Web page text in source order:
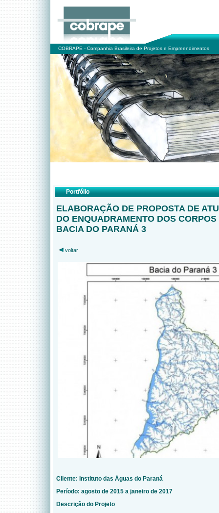
COBRAPE - Companhia Brasileira de Projetos e Empreendimentos
Portfólio
ELABORAÇÃO DE PROPOSTA DE
DO ENQUADRAMENTO DOS
BACIA DO PARANÁ 3
voltar
Cliente: Instituto das Águas do Paraná
Período: agosto de 2015 a janeiro de 2017
Descrição do Projeto